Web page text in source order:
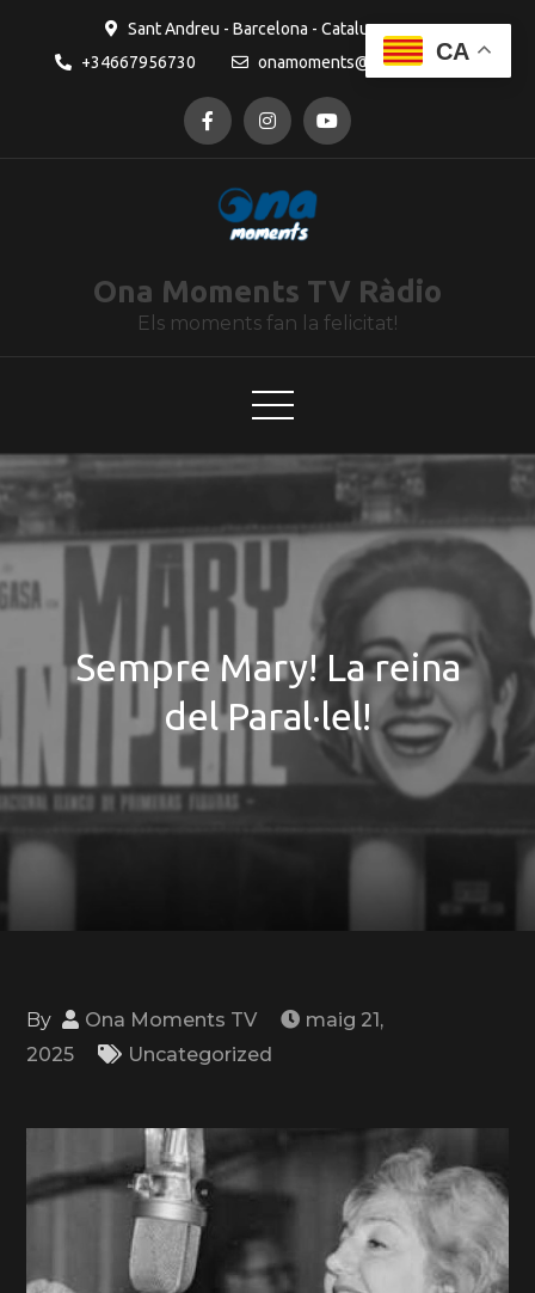
Sant Andreu - Barcelona - Catalunya
+34667956730
onamoments@gmail.com
Ona Moments TV Ràdio
Els moments fan la felicitat!
Sempre Mary! La reina
del Paral·lel!
By Ona Moments TV
maig 21,
2025
Uncategorized
CA